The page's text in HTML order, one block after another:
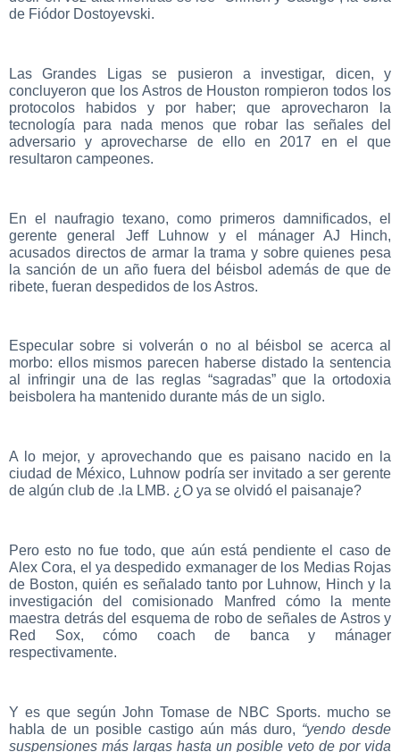
de Fiódor Dostoyevski.
Las Grandes Ligas se pusieron a investigar, dicen, y
concluyeron que los Astros de Houston rompieron todos los
protocolos habidos y por haber; que aprovecharon la
tecnología para nada menos que robar las señales del
adversario y aprovecharse de ello en 2017 en el que
resultaron campeones.
En el naufragio texano, como primeros damnificados, el
gerente general Jeff Luhnow y el mánager AJ Hinch,
acusados directos de armar la trama y sobre quienes pesa
la sanción de un año fuera del béisbol además de que de
ribete, fueran despedidos de los Astros.
Especular sobre si volverán o no al béisbol se acerca al
morbo: ellos mismos parecen haberse distado la sentencia
al infringir una de las reglas “sagradas” que la ortodoxia
beisbolera ha mantenido durante más de un siglo.
A lo mejor, y aprovechando que es paisano nacido en la
ciudad de México, Luhnow podría ser invitado a ser gerente
de algún club de .la LMB. ¿O ya se olvidó el paisanaje?
Pero esto no fue todo, que aún está pendiente el caso de
Alex Cora, el ya despedido exmanager de los Medias Rojas
de Boston, quién es señalado tanto por Luhnow, Hinch y la
investigación del comisionado Manfred cómo la mente
maestra detrás del esquema de robo de señales de Astros y
Red Sox, cómo coach de banca y mánager
respectivamente.
Y es que según John Tomase de NBC Sports. mucho se
habla de un posible castigo aún más duro, “yendo desde
suspensiones más largas hasta un posible veto de por vida